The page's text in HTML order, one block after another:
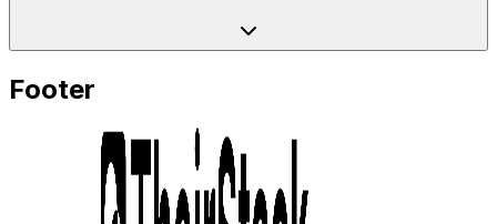
Footer